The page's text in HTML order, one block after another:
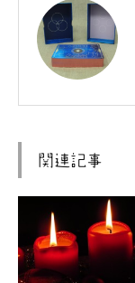
関連記事